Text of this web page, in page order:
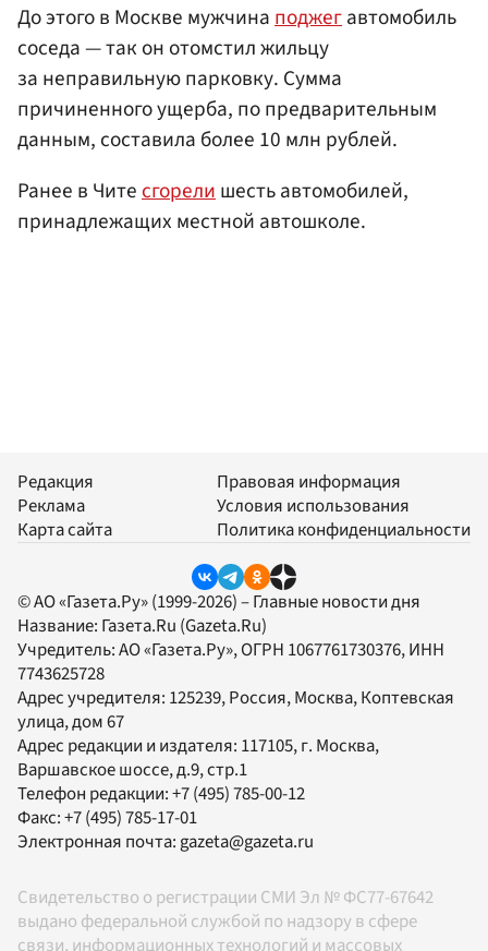
До этого в Москве мужчинаподжегавтомобиль
соседа — так он отомстил жильцу
за неправильную парковку. Сумма
причиненного ущерба, по предварительным
данным, составила более 10 млн рублей.
Ранее в Читесгорелишесть автомобилей,
принадлежащих местной автошколе.
Редакция
Реклама
Карта сайта
Правовая информация
Условия использования
Политика конфиденциальности
© АО «Газета.Ру» (1999-2026) – Главные новости дня
Название: Газета.Ru (Gazeta.Ru)
Учредитель:АО «Газета.Ру», ОГРН 1067761730376, ИНН
7743625728
Адрес учредителя: 125239, Россия, Москва, Коптевская
улица, дом 67
Адрес редакции и издателя: 117105, г. Москва,
Варшавское шоссе, д.9, стр.1
Телефон редакции:+7 (495) 785-00-12
Факс:+7 (495) 785-17-01
Электронная почта:gazeta@gazeta.ru
Свидетельство о регистрации СМИ Эл № ФС77-67642
выдано федеральной службой по надзору в сфере
связи, информационных технологий и массовых